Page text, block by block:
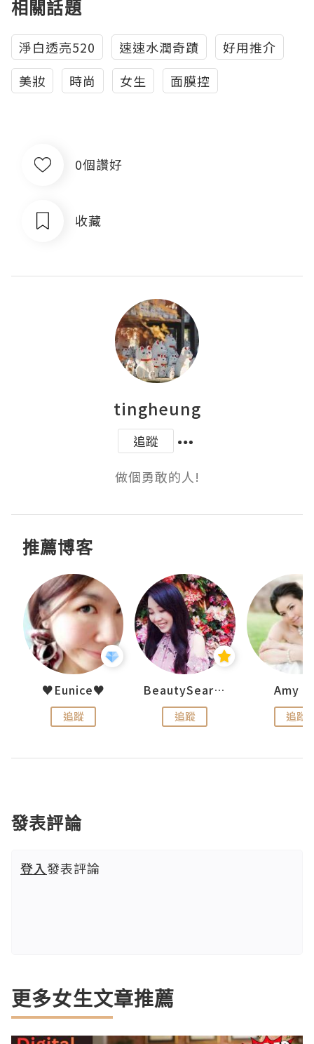
相關話題
淨白透亮520 速速水潤奇蹟
好用推介
美妝
時尚 女生 面膜控
0個讚好
收藏
tingheung
追蹤
做個勇敢的人!
推薦博客
♥Eunice♥
追蹤
BeautySearch
追蹤
Amy
追蹤
發表評論
登入發表評論
更多女生文章推薦